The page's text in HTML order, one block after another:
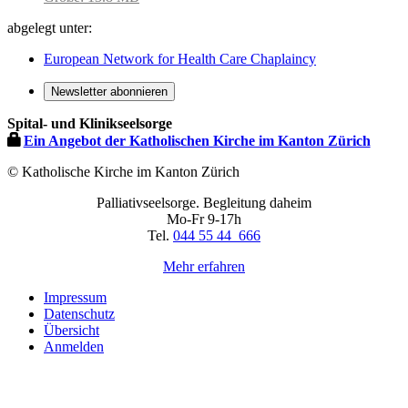
in
Größe…
abgelegt unter:
European Network for Health Care Chaplaincy
Newsletter abonnieren
Spital- und Klinikseelsorge
Ein Angebot der Katholischen Kirche im Kanton Zürich
© Katholische Kirche im Kanton Zürich
Palliativseelsorge. Begleitung daheim
Mo-Fr 9-17h
Tel. 044 55 44 666
Mehr erfahren
Impressum
Datenschutz
Übersicht
Anmelden